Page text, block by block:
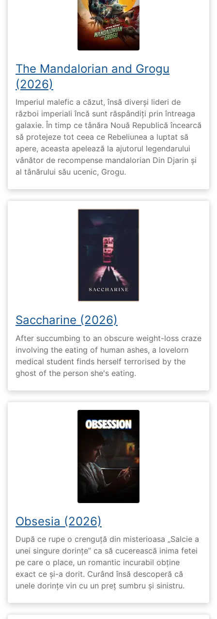
The Mandalorian and Grogu
(2026)
Imperiul malefic a căzut, însă diverși lideri de
război imperiali încă sunt răspândiți prin întreaga
galaxie. În timp ce tânăra Nouă Republică încearcă
să protejeze tot ceea ce Rebeliunea a luptat să
apere, aceasta apelează la ajutorul legendarului
vânător de recompense mandalorian Din Djarin și
al tânărului său ucenic, Grogu.
Saccharine (2026)
After succumbing to an obscure weight-loss craze
involving the eating of human ashes, a lovelorn
medical student finds herself terrorised by the
ghost of the person she's eating.
Obsesia (2026)
După ce rupe o crenguță din misterioasa „Salcie a
unei singure dorințe” ca să cucerească inima fetei
pe care o place, un romantic incurabil obține
exact ce și-a dorit. Curând însă descoperă că
unele dorințe vin cu un preț sumbru și sinistru.